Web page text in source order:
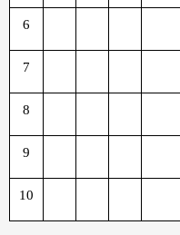
6
7
8
9
10